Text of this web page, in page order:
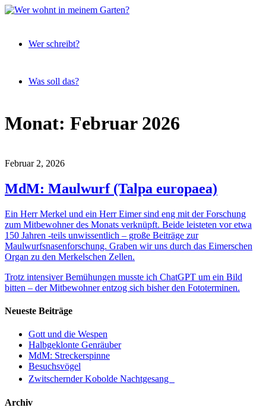
wohnt
meinem
vor der
Terrassentür
Wer schreibt?
Was soll das?
Skip
to
Monat: Februar 2026
Februar 2, 2026
MdM: Maulwurf (Talpa europaea)
Ein Herr Merkel und ein Herr Eimer sind eng mit der Forschung
zum Mitbewohner des Monats verknüpft. Beide leisteten vor etwa
150 Jahren -teils unwissentlich – große Beiträge zur
Maulwurfsnasenforschung. Graben wir uns durch das Eimerschen
Organ zu den Merkelschen Zellen.
Trotz intensiver Bemühungen musste ich ChatGPT um ein Bild
bitten – der Mitbewohner entzog sich bisher den Fototerminen.
Neueste Beiträge
Gott und die Wespen
Halbgeklonte Genräuber
MdM: Streckerspinne
Besuchsvögel
Zwitschernder Kobolde Nachtgesang
Archiv